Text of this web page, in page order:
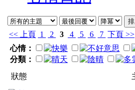
<< 上頁 1 2 3 4 5 6 7 下頁 >>
心情：
分類：
狀態